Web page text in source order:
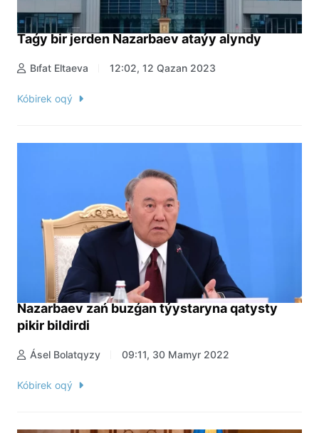
Taǵy bir jerden Nazarbaev ataýy alyndy
Bıfat Eltaeva 12:02, 12 Qazan 2023
Kóbirek oqý
Nazarbaev zań buzǵan týystaryna qatysty
pikir bildirdi
Ásel Bolatqyzy 09:11, 30 Mamyr 2022
Kóbirek oqý